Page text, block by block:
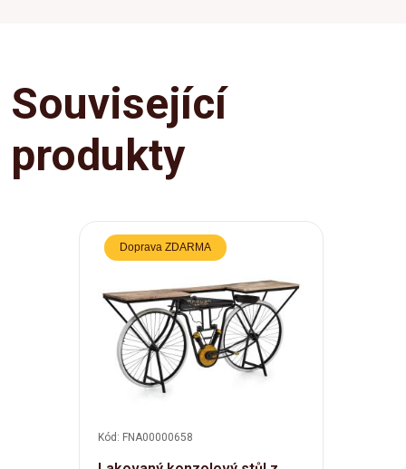
Související
produkty
Doprava ZDARMA
Kód: FNA00000658